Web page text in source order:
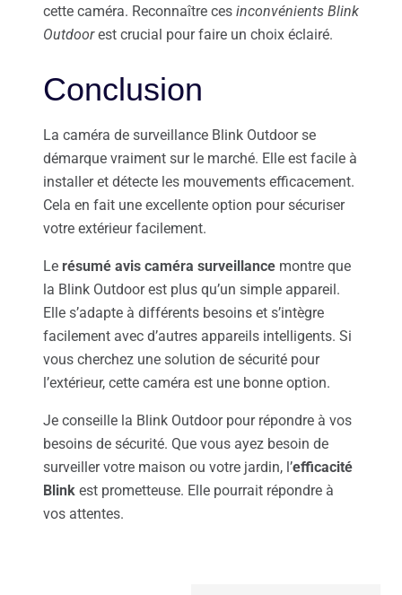
cette caméra. Reconnaître ces inconvénients Blink
Outdoorest crucial pour faire un choix éclairé.
Conclusion
La caméra de surveillance Blink Outdoor se
démarque vraiment sur le marché. Elle est facile à
installer et détecte les mouvements efficacement.
Cela en fait une excellente option pour sécuriser
votre extérieur facilement.
Le résumé avis caméra surveillance montre que
la Blink Outdoor est plus qu’un simple appareil.
Elle s’adapte à différents besoins et s’intègre
facilement avec d’autres appareils intelligents. Si
vous cherchez une solution de sécurité pour
l’extérieur, cette caméra est une bonne option.
Je conseille la Blink Outdoor pour répondre à vos
besoins de sécurité. Que vous ayez besoin de
surveiller votre maison ou votre jardin, l’efficacité
Blink est prometteuse. Elle pourrait répondre à
vos attentes.